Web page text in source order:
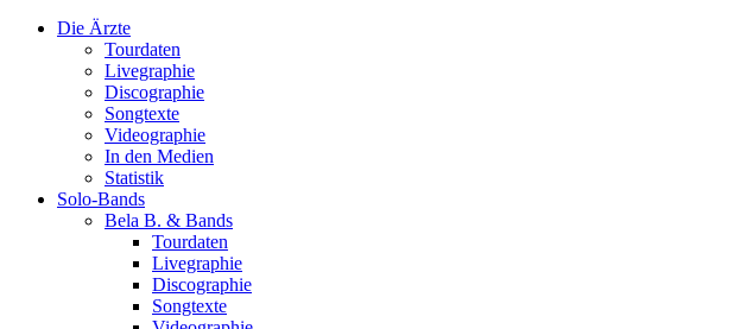
Die Ärzte
Tourdaten
Livegraphie
Discographie
Songtexte
Videographie
In den Medien
Statistik
Solo-Bands
Bela B. & Bands
Tourdaten
Livegraphie
Discographie
Songtexte